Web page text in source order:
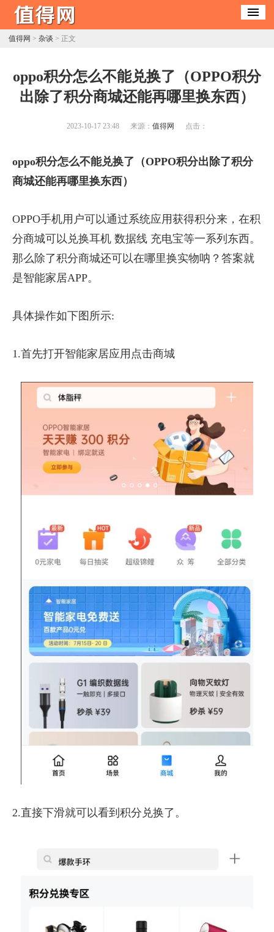
值得网 > 杂谈 > 正文
​oppo积分怎么不能兑换了（OPPO积分
出除了积分商城还能再哪里换东西）
2023-10-17 23:48 来源： 值得网 点击：
oppo积分怎么不能兑换了（OPPO积分出除了积分
商城还能再哪里换东西）
OPPO手机用户可以通过系统应用获得积分来，在积
分商城可以兑换耳机 数据线 充电宝等一系列东西。
那么除了积分商城还可以在哪里换实物呐？答案就
是智能家居APP。
具体操作如下图所示:
1.首先打开智能家居应用点击商城
2.直接下滑就可以看到积分兑换了。